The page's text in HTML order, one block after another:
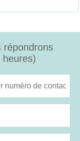
répondrons
heures)